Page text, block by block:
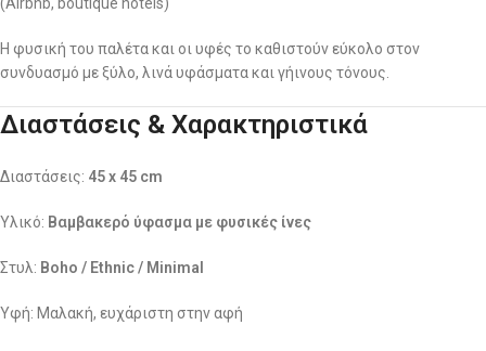
Η φυσική του παλέτα και οι υφές το καθιστούν εύκολο στον
συνδυασμό με ξύλο, λινά υφάσματα και γήινους τόνους.
Διαστάσεις & Χαρακτηριστικά
Διαστάσεις: 45 x 45 cm
Υλικό: Βαμβακερό ύφασμα με φυσικές ίνες
Στυλ: Boho / Ethnic / Minimal
Υφή: Μαλακή, ευχάριστη στην αφή